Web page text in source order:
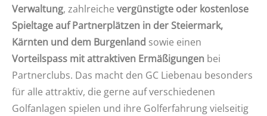
Verwaltung, zahlreiche vergünstigte oder kostenlose
Spieltage auf Partnerplätzen in der Steiermark,
Kärnten und dem Burgenland sowie einen
Vorteilspass mit attraktiven Ermäßigungen bei
Partnerclubs. Das macht den GC Liebenau besonders
für alle attraktiv, die gerne auf verschiedenen
Golfanlagen spielen und ihre Golferfahrung vielseitig